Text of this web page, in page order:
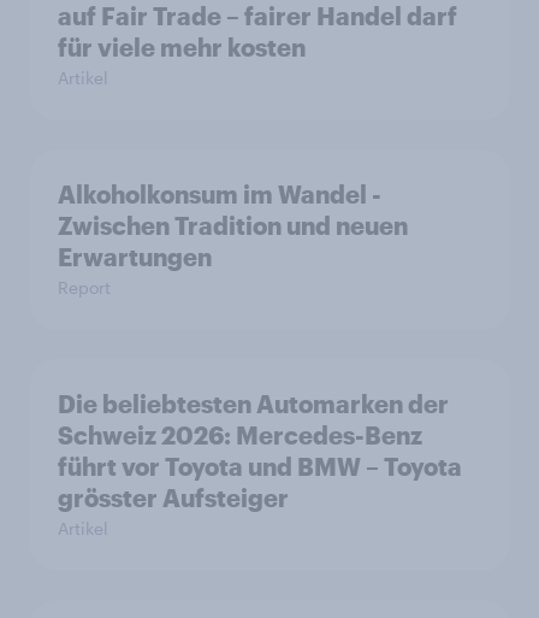
auf Fair Trade – fairer Handel darf
für viele mehr kosten
Artikel
Alkoholkonsum im Wandel​ -
Zwischen Tradition und neuen
Erwartungen
Report
Die beliebtesten Automarken der
Schweiz 2026: Mercedes-Benz
führt vor Toyota und BMW – Toyota
grösster Aufsteiger
Artikel